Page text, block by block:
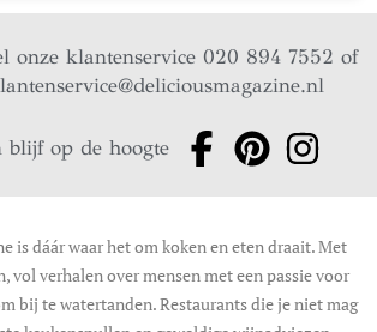
onze klantenservice 020 894 7552 of
blijf op de hoogte
is dáár waar het om koken en eten draait. Met
vol verhalen over mensen met een passie voor
bij te watertanden. Restaurants die je niet mag